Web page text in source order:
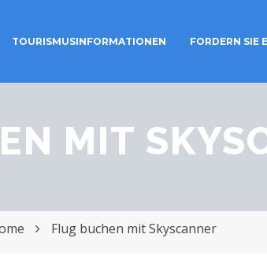
TOURISMUSINFORMATIONEN
FORDERN SIE
MIT
Flug buchen mit Skyscanner